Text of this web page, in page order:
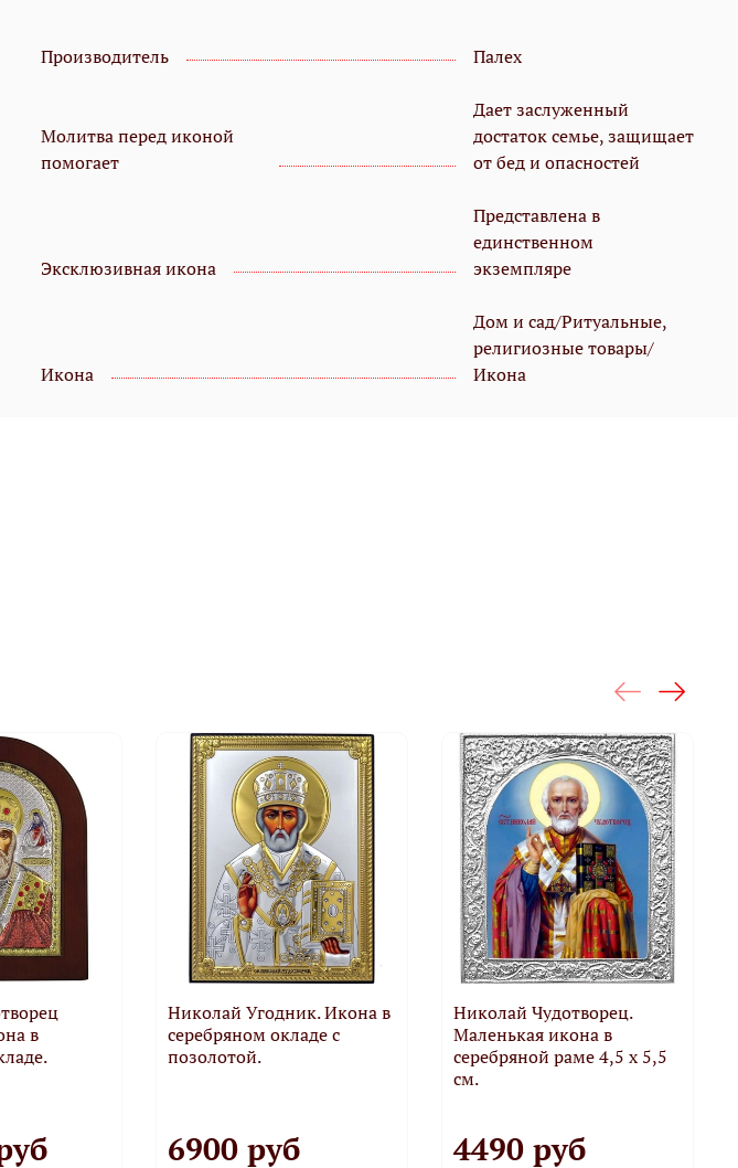
Производитель Палех
Молитва перед иконой
помогает
Дает заслуженный
достаток семье, защищает
от бед и опасностей
Эксклюзивная икона
Представлена в
единственном
экземпляре
Икона
Дом и сад/Ритуальные,
религиозные товары/
Икона
в
Николай Угодник. Икона в
серебряном окладе с
позолотой.
6900 руб
Николай Чудотворец.
Маленькая икона в
серебряной раме 4,5 х 5,5
см.
4490 руб